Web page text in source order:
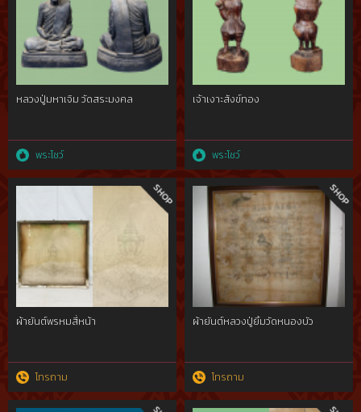
หลวงปู่มหาเจิม วัดสระมงคล
พระโชว์
เจ้าเงาะสังข์ทอง
พระโชว์
ผ้ายันต์พรหมสี่หน้า
โทรถาม
ผ้ายันต์หลวงปู่ยิ้มวัดหนองบัว
โทรถาม